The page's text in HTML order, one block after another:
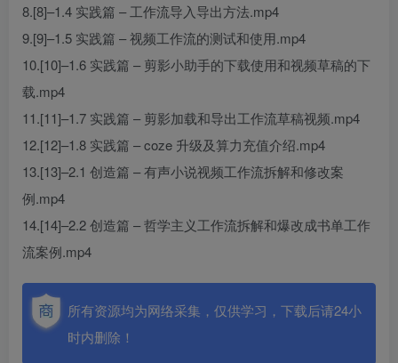
8.[8]–1.4 实践篇 – 工作流导入导出方法.mp4
9.[9]–1.5 实践篇 – 视频工作流的测试和使用.mp4
10.[10]–1.6 实践篇 – 剪影小助手的下载使用和视频草稿的下
载.mp4
11.[11]–1.7 实践篇 – 剪影加载和导出工作流草稿视频.mp4
12.[12]–1.8 实践篇 – coze 升级及算力充值介绍.mp4
13.[13]–2.1 创造篇 – 有声小说视频工作流拆解和修改案
例.mp4
14.[14]–2.2 创造篇 – 哲学主义工作流拆解和爆改成书单工作
流案例.mp4
所有资源均为网络采集，仅供学习，下载后请24小
时内删除！